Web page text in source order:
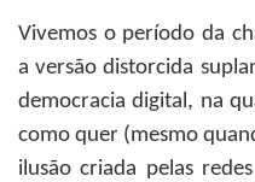
Vivemos o período da
a versão distorcida
democracia digital, na
como quer (mesmo
ilusão criada pelas